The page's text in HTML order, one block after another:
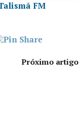
FM
Próximo artigo